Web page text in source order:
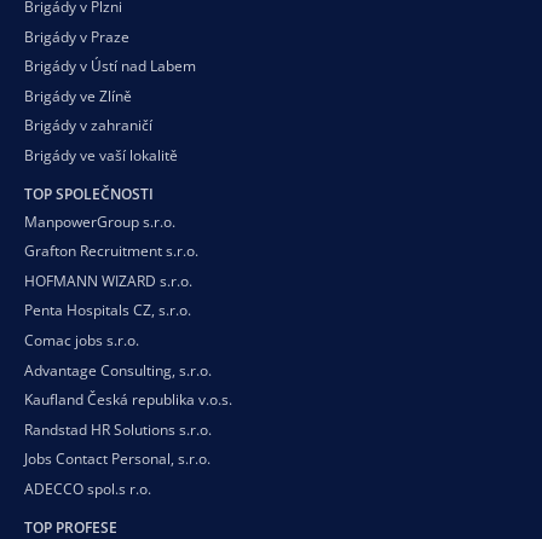
Brigády v Plzni
Brigády v Praze
Brigády v Ústí nad Labem
Brigády ve Zlíně
Brigády v zahraničí
Brigády ve vaší lokalitě
TOP SPOLEČNOSTI
ManpowerGroup s.r.o.
Grafton Recruitment s.r.o.
HOFMANN WIZARD s.r.o.
Penta Hospitals CZ, s.r.o.
Comac jobs s.r.o.
Advantage Consulting, s.r.o.
Kaufland Česká republika v.o.s.
Randstad HR Solutions s.r.o.
Jobs Contact Personal, s.r.o.
ADECCO spol.s r.o.
TOP PROFESE